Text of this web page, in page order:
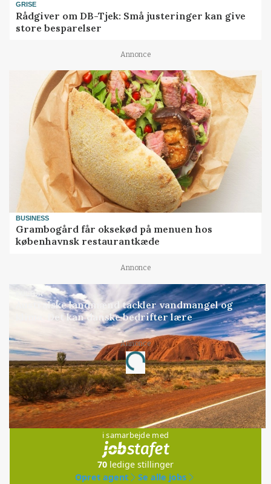
GRISE
Rådgiver om DB-Tjek: Små justeringer kan give
store besparelser
Annonce
BUSINESS
Grambogård får oksekød på menuen hos
københavnsk restaurantkæde
Annonce
KULTUR
Australske landmænd tackler vandmangel og
klima: Det kan danske bedrifter lære
Annonce
Loading...
Jobs
i samarbejde med
70 ledige stillinger
Opret agent
Se alle jobs